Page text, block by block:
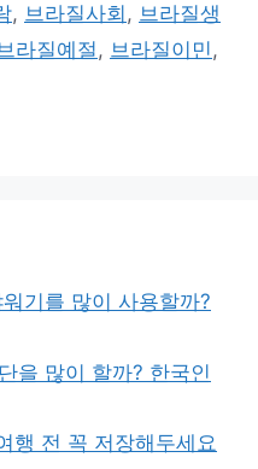
, 브라질사회 , 브라질생
라질예절 , 브라질이민,
기를 많이 사용할까?
을 많이 할까? 한국인
행 전 꼭 저장해두세요